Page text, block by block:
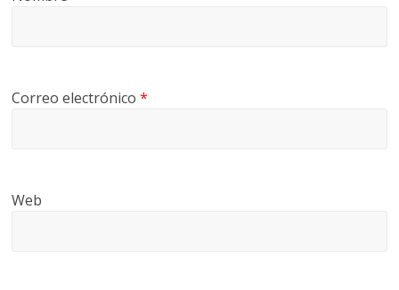
Correo electrónico*
Web